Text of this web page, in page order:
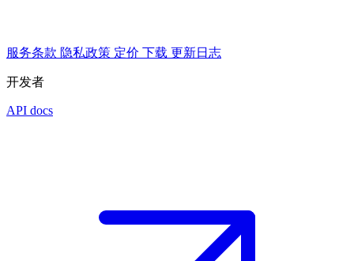
服务条款 隐私政策 定价 下载 更新日志
开发者
API docs